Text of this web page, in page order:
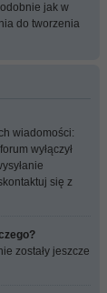
jak w
do tworzenia
wiadomości:
wyłączył
się z
zostały jeszcze